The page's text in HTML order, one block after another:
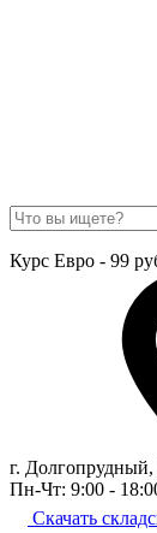
Курс Евро - 99
г. Долгопрудный,
Пн-Чт: 9:00 -
Скачать